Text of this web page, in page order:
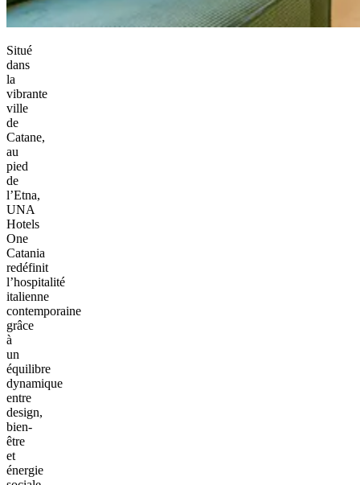
Situé
dans
la
vibrante
ville
de
Catane,
au
pied
de
l’Etna,
UNA
Hotels
One
Catania
redéfinit
l’hospitalité
italienne
contemporaine
grâce
à
un
équilibre
dynamique
entre
design,
bien-
être
et
énergie